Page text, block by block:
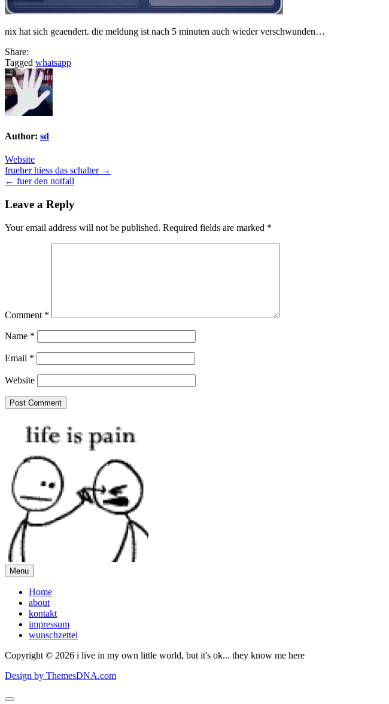
nix hat sich geaendert. die meldung ist nach 5 minuten auch wieder verschwunden…
Share:
Tagged whatsapp
Author: sd
Website
Post
navigation
frueher hiess das schalter →
← fuer den notfall
Leave a Reply
Your email address will not be published. Required fields are marked *
Comment *
Name *
Email *
Website
Menu
Home
about
kontakt
impressum
wunschzettel
Copyright © 2026 i live in my own little world, but it's ok... they know me here
Design by ThemesDNA.com